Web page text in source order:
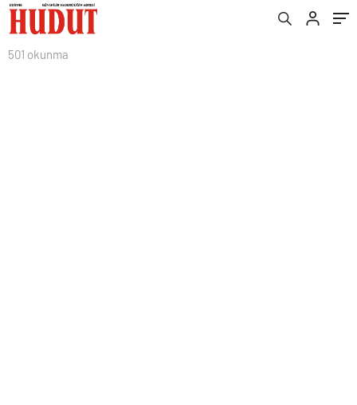
501 okunma